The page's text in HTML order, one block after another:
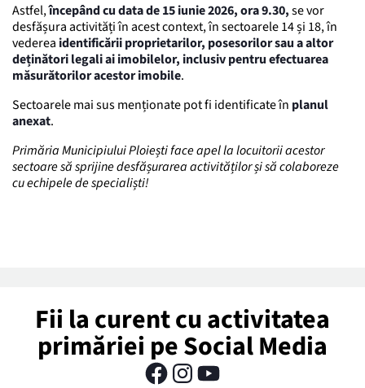
Astfel,începând cu data de 15 iunie 2026, ora 9.30,se vor
desfășura activități în acest context, în sectoarele 14 și 18, în
vederea identificării proprietarilor, posesorilor sau a altor
deținători legali ai imobilelor, inclusiv pentru efectuarea
măsurătorilor acestor imobile.
Sectoarele mai sus menționate pot fi identificate în planul
anexat.
Primăria Municipiului Ploiești face apel la locuitorii acestor
sectoare să sprijine desfășurarea activităților și să colaboreze
cu echipele de specialiști!
Fii la curent cu activitatea
primăriei pe Social Media